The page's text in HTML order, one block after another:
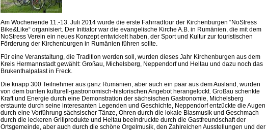
Am Wochenende 11.-13. Juli 2014 wurde die erste Fahrradtour der Kirchenburgen “NoStress
Bike&Like“ organisiert. Der Initiator war die evangelische Kirche A.B. in Rumänien, die mit dem
NoStress Verein ein neues Konzept entwickelt haben, der Sport und Kultur zur touristischen
Förderung der Kirchenburgen in Rumänien führen sollte.
Für eine Veranstaltung, die Tradition werden soll, wurden dieses Jahr Kirchenburgen aus dem
Kreis Hermannstadt gewählt: Großau, Michelsberg, Neppendorf und Heltau und dazu noch das
Brukenthalpalast in Freck.
Die knapp 300 Teilnehmer aus ganz Rumänien, aber auch ein paar aus dem Ausland, wurden
von dem bunten kulturell-gastronomisch-historischen Angebot herangelockt. Großau schenkte
Kraft und Energie durch eine Demonstration der sächsischen Gastronomie, Michelsberg
erstaunte durch seine interesanten Legenden und Geschichte, Neppendorf entzückte die Augen
durch eine Vorführung sächsischer Tänze, Ohren durch die lokale Blasmusik und Geschmach
durch die leckeren Grillprodukte und Heltau beeindruckte durch die Gastfreundschaft der
Ortsgemeinde, aber auch durch die schöne Orgelmusik, den Zahlreichen Ausstellungen und der